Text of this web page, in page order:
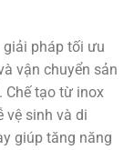
giải pháp tối ưu
vận chuyển sản
Chế tạo từ inox
vệ sinh và di
giúp tăng năng